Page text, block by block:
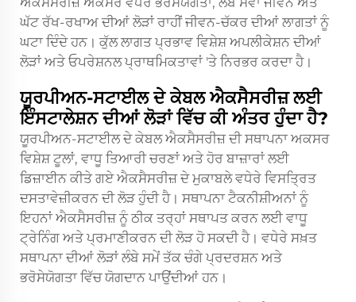
ਘੱਟ ਰੱਖ-ਰਖਾਅ ਦੀਆਂ ਲੋੜਾਂ ਰਾਹੀਂ ਜੀਵਨ-ਚੱਕਰ ਦੀਆਂ ਲਾਗਤਾਂ ਨੂੰ
ਘਟਾ ਦਿੰਦੇ ਹਨ। ਕੁੱਲ ਲਾਗਤ ਪ੍ਰਭਾਵ ਵਿਸ਼ੇਸ਼ ਅਪਲੀਕੇਸ਼ਨ ਦੀਆਂ
ਲੋੜਾਂ ਅਤੇ ਓਪਰੇਸ਼ਨਲ ਪ੍ਰਾਥਮਿਕਤਾਵਾਂ 'ਤੇ ਨਿਰਭਰ ਕਰਦਾ ਹੈ।
ਯੂਰਪੀਅਨ-ਸਟਾਈਲ ਦੇ ਕੇਬਲ ਐਕਸੈਸਰੀਜ਼ ਲਈ
ਇੰਸਟਾਲੇਸ਼ਨ ਦੀਆਂ ਲੋੜਾਂ ਵਿੱਚ ਕੀ ਅੰਤਰ ਹੁੰਦਾ ਹੈ?
ਯੂਰਪੀਅਨ-ਸਟਾਈਲ ਦੇ ਕੇਬਲ ਐਕਸੈਸਰੀਜ਼ ਦੀ ਸਥਾਪਨਾ ਅਕਸਰ
ਵਿਸ਼ੇਸ਼ ਟੂਲਾਂ, ਵਾਧੂ ਤਿਆਰੀ ਚਰਣਾਂ ਅਤੇ ਹੋਰ ਬਾਜ਼ਾਰਾਂ ਲਈ
ਡਿਜ਼ਾਈਨ ਕੀਤੇ ਗਏ ਐਕਸੈਸਰੀਜ਼ ਦੇ ਮੁਕਾਬਲੇ ਵਧੇਰੇ ਵਿਸਤ੍ਰਿਤ
ਦਸਤਾਵੇਜ਼ੀਕਰਨ ਦੀ ਲੋੜ ਹੁੰਦੀ ਹੈ। ਸਥਾਪਨਾ ਟੈਕਨੀਸ਼ੀਅਨਾਂ ਨੂੰ
ਇਹਨਾਂ ਐਕਸੈਸਰੀਜ਼ ਨੂੰ ਠੀਕ ਤਰ੍ਹਾਂ ਸਥਾਪਤ ਕਰਨ ਲਈ ਵਾਧੂ
ਟ੍ਰੇਨਿੰਗ ਅਤੇ ਪ੍ਰਮਾਣੀਕਰਨ ਦੀ ਲੋੜ ਹੋ ਸਕਦੀ ਹੈ। ਵਧੇਰੇ ਸਖ਼ਤ
ਸਥਾਪਨਾ ਦੀਆਂ ਲੋੜਾਂ ਲੰਬੇ ਸਮੇਂ ਤੱਕ ਚੰਗੇ ਪ੍ਰਦਰਸ਼ਨ ਅਤੇ
ਭਰੋਸੇਯੋਗਤਾ ਵਿੱਚ ਯੋਗਦਾਨ ਪਾਉਂਦੀਆਂ ਹਨ।